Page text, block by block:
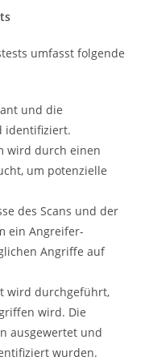
umfasst folgende
und die
identifiziert.
wird durch einen
um potenzielle
des Scans und der
ein Angreifer-
Angriffe auf
wird durchgeführt,
wird. Die
ausgewertet und
wurden.